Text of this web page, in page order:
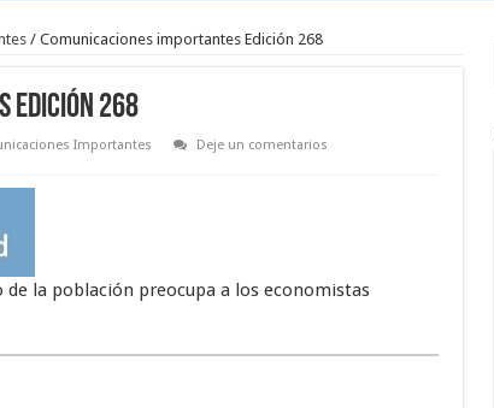
/ Comunicaciones importantes Edición 268
Edición 268
Importantes
Deje un comentarios
la población preocupa a los economistas